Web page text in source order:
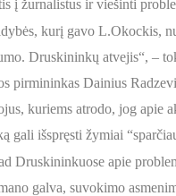
į žurnalistus ir viešinti
kurį gavo L.Okockis,
Druskininkų atvejis“, –
pirmininkas Dainius
kuriems atrodo, jog apie
gali išspręsti žymiai
Druskininkuose apie
galva, suvokimo